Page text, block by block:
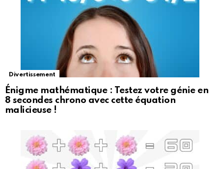
Divertissement
Énigme mathématique : Testez votre génie en
8 secondes chrono avec cette équation
malicieuse !